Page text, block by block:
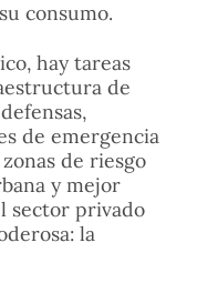
consumo.
hay tareas
de
de emergencia
de riesgo
y mejor
sector privado
la